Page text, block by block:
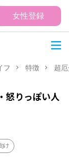
女性登録
フ 特徴 超
怒りっぽい人
け